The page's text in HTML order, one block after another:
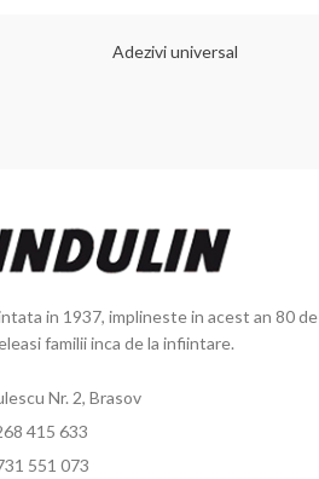
Adezivi universal
in 1937, implineste in acest an 80 de
familii inca de la infiintare.
Nr. 2, Brasov
415 633
551 073